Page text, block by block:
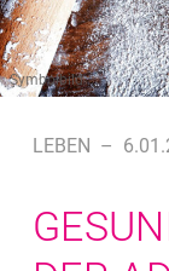
Symbolbild
LEBEN –